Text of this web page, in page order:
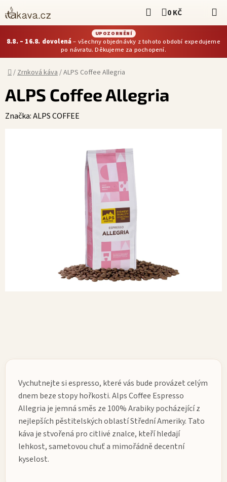
Přejít
na
obsah
UPOZORNĚNÍ
8.8. – 16.8. dovolená– všechny objednávky z tohoto období expedujeme
po návratu. Děkujeme za pochopení.
Hledat
NÁKUPNÍ
0 KČ
Domů
/Zrnková káva/ALPS Coffee Allegria
Vychutnejte si espresso, které vás bude provázet celým
dnem beze stopy hořkosti. Alps Coffee Espresso
Allegria je jemná směs ze 100% Arabiky pocházející z
nejlepších pěstitelských oblastí Střední Ameriky. Tato
káva je stvořená pro citlivé znalce, kteří hledají
lehkost, sametovou chuť a mimořádně decentní
kyselost.
ALPS Coffee Allegria
Značka:ALPS COFFEE